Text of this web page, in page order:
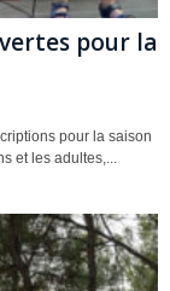
pour la
pour la saison
et les adultes,...